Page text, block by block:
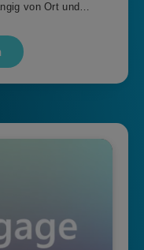
von Ort und…